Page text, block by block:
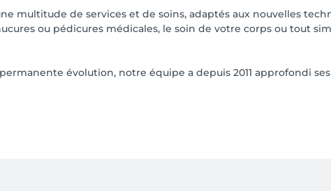
multitude de services et de soins, adaptés aux nouvelles
ou pédicures médicales, le soin de votre corps ou tout
évolution, notre équipe a depuis 2011 approfondi